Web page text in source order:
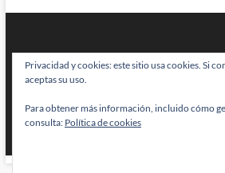
BRAINSTOMPING| Diseñado por:Theme
los derechos reservados
Privacidad y cookies: este sitio usa cookies. Si
aceptas su uso.
Para obtener más información, incluido cómo
consulta: Política de cookies